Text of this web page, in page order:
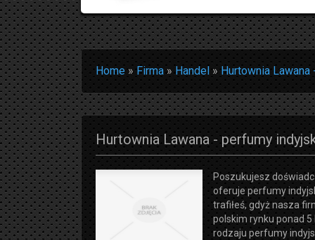
Home»Firma»Handel »Hurtownia
Hurtownia Lawana - perfumy
Poszukujesz
oferuje perfumy
trafiłeś, gdyż nasza
polskim rynku ponad
rodzaju perfumy